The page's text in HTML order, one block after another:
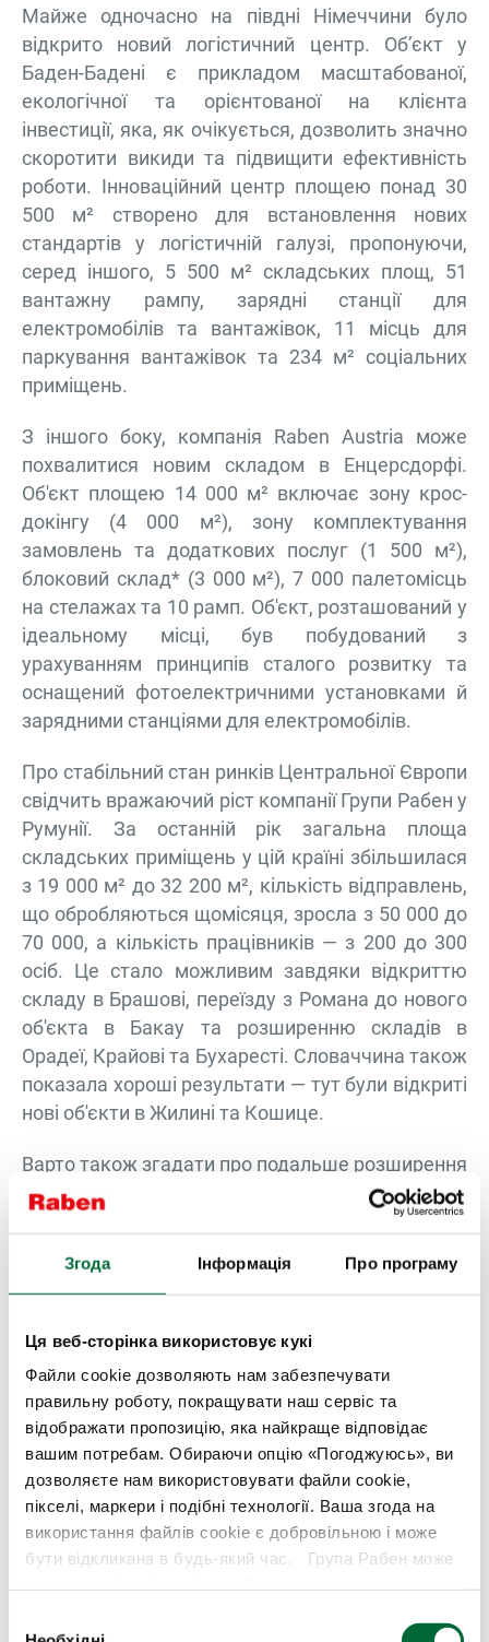
Згода Інформація Про програму
Ця веб-сторінка використовує кукі
Файли cookie дозволяють нам забезпечувати
правильну роботу, покращувати наш сервіс та
відображати пропозицію, яка найкраще відповідає
вашим потребам. Обираючи опцію «Погоджуюсь», ви
дозволяєте нам використовувати файли cookie,
пікселі, маркери і подібні технології. Ваша згода на
використання файлів cookie є добровільною і може
бути відкликана в будь-який час. Група Рабен може
Google, Facebook і Instagram – в маркетингових цілях.
Майже одночасно на півдні Німеччини було
відкрито новий логістичний центр. Об’єкт у
Баден-Бадені є прикладом масштабованої,
екологічної та орієнтованої на клієнта
інвестиції, яка, як очікується, дозволить значно
скоротити викиди та підвищити ефективність
роботи. Інноваційний центр площею понад 30
500 м² створено для встановлення нових
стандартів у логістичній галузі, пропонуючи,
серед іншого, 5 500 м² складських площ, 51
вантажну рампу, зарядні станції для
електромобілів та вантажівок, 11 місць для
паркування вантажівок та 234 м² соціальних
приміщень.
З іншого боку, компанія Raben Austria може
похвалитися новим складом в Енцерсдорфі.
Об'єкт площею 14 000 м² включає зону крос-
докінгу (4 000 м²), зону комплектування
замовлень та додаткових послуг (1 500 м²),
блоковий склад* (3 000 м²), 7 000 палетомісць
на стелажах та 10 рамп. Об'єкт, розташований у
ідеальному місці, був побудований з
урахуванням принципів сталого розвитку та
оснащений фотоелектричними установками й
зарядними станціями для електромобілів.
Про стабільний стан ринків Центральної Європи
свідчить вражаючий ріст компанії Групи Рабен у
Румунії. За останній рік загальна площа
складських приміщень у цій країні збільшилася
з 19 000 м² до 32 200 м², кількість відправлень,
що обробляються щомісяця, зросла з 50 000 до
70 000, а кількість працівників — з 200 до 300
осіб. Це стало можливим завдяки відкриттю
складу в Брашові, переїзду з Романа до нового
об'єкта в Бакау та розширенню складів в
Орадеї, Крайові та Бухаресті. Словаччина також
показала хороші результати — тут були відкриті
нові об'єкти в Жилині та Кошице.
Варто також згадати про подальше розширення
європейської мережі сполучень
Рабен.Минулого року було запущено щоденні
Угорщиною, Румунією, Болгарією та Австрією з
вересня 2025 року додатково здійснюються
(Хлєбня поблизу Варшави) та Україною (Велика
Димерка поблизу Києва). Загалом Група Рабен
вже пропонує 700 щоденних сполучень на
понад 150 маршрутах між своїми об’єктами,
з’єднуючи 27 країн та перевозячи близько 7,8
млн палет на рік по всій Європі.